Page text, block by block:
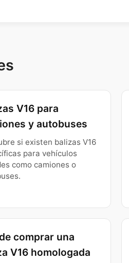
V16 para
y autobuses
si existen balizas V16
para vehículos
como camiones o
comprar una
V16 homologada